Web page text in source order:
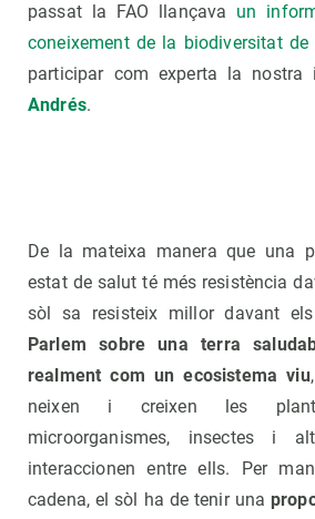
passat la FAO llançava un
coneixement de la biodiversitat de
participar com experta la nostra
Andrés.
De la mateixa manera que una
estat de salut té més resistència
sòl sa resisteix millor davant els
Parlem sobre una terra
realment com un ecosistema viu
neixen i creixen les
microorganismes, insectes i
interaccionen entre ells. Per
cadena, el sòl ha de tenir una